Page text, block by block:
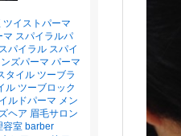
ツイストパーマ
マ スパイラルパ
パイラル スパイ
ズパーマ パーマ
タイル ツーブラ
ル ツーブロック
ルドパーマ メン
ヘア 眉毛サロン
容室 barber